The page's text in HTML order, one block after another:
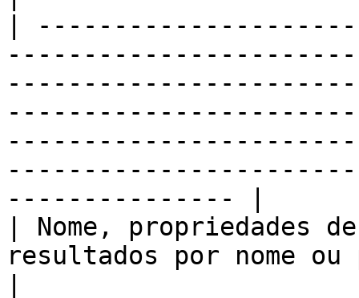
|
--------------- |
| Nome, propriedades
resultados por nome